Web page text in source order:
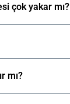
çok yakar mı?
mı?